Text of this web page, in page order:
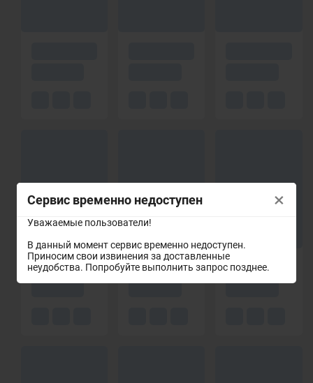
Сервис временно недоступен
Уважаемые пользователи!
В данный момент сервис временно недоступен.
Приносим свои извинения за доставленные
неудобства. Попробуйте выполнить запрос позднее.
×